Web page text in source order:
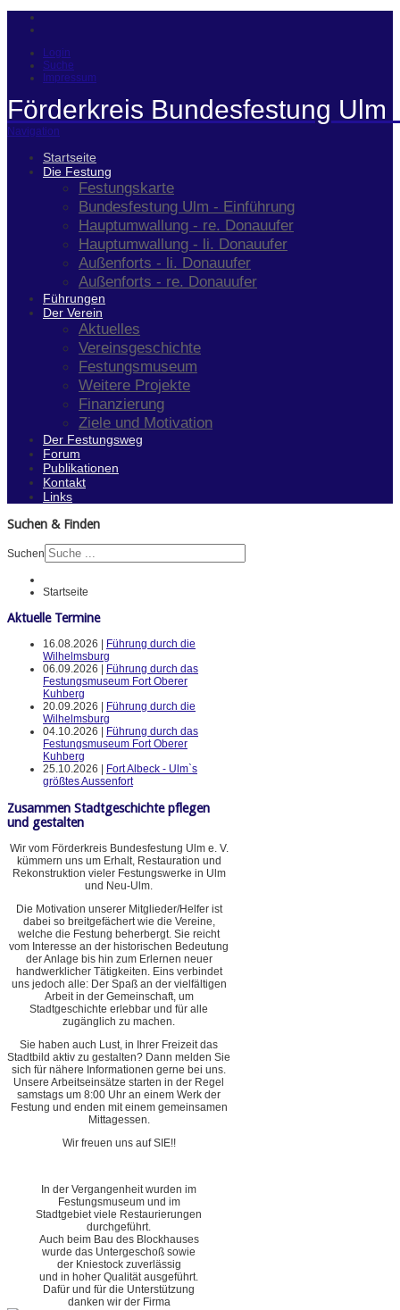
Login
Suche
Impressum
Förderkreis Bundesfestung Ulm
Navigation
Startseite
Die Festung
Festungskarte
Bundesfestung Ulm - Einführung
Hauptumwallung - re. Donauufer
Hauptumwallung - li. Donauufer
Außenforts - li. Donauufer
Außenforts - re. Donauufer
Führungen
Der Verein
Aktuelles
Vereinsgeschichte
Festungsmuseum
Weitere Projekte
Finanzierung
Ziele und Motivation
Der Festungsweg
Forum
Publikationen
Kontakt
Links
Suchen & Finden
Suchen
Startseite
Aktuelle Termine
16.08.2026 |
Führung durch die
Wilhelmsburg
06.09.2026 |
Führung durch das
Festungsmuseum Fort Oberer
Kuhberg
20.09.2026 |
Führung durch die
Wilhelmsburg
04.10.2026 |
Führung durch das
Festungsmuseum Fort Oberer
Kuhberg
25.10.2026 |
Fort Albeck - Ulm`s
größtes Aussenfort
Zusammen Stadtgeschichte pflegen
und gestalten
Wir vom Förderkreis Bundesfestung Ulm e. V.
kümmern uns um Erhalt, Restauration und
Rekonstruktion vieler Festungswerke in Ulm
und Neu-Ulm.
Die Motivation unserer Mitglieder/Helfer ist
dabei so breitgefächert wie die Vereine,
welche die Festung beherbergt. Sie reicht
vom Interesse an der historischen Bedeutung
der Anlage bis hin zum Erlernen neuer
handwerklicher Tätigkeiten. Eins verbindet
uns jedoch alle: Der Spaß an der vielfältigen
Arbeit in der Gemeinschaft, um
Stadtgeschichte erlebbar und für alle
zugänglich zu machen.
Sie haben auch Lust, in Ihrer Freizeit das
Stadtbild aktiv zu gestalten? Dann melden Sie
sich für nähere Informationen gerne bei uns.
Unsere Arbeitseinsätze starten in der Regel
samstags um 8:00 Uhr an einem Werk der
Festung und enden mit einem gemeinsamen
Mittagessen.
Wir freuen uns auf SIE!!
In der Vergangenheit wurden im
Festungsmuseum und im
Stadtgebiet viele Restaurierungen
durchgeführt.
Auch beim Bau des Blockhauses
wurde das Untergeschoß sowie
der Kniestock zuverlässig
und in hoher Qualität ausgeführt.
Dafür und für die Unterstützung
danken wir der Firma